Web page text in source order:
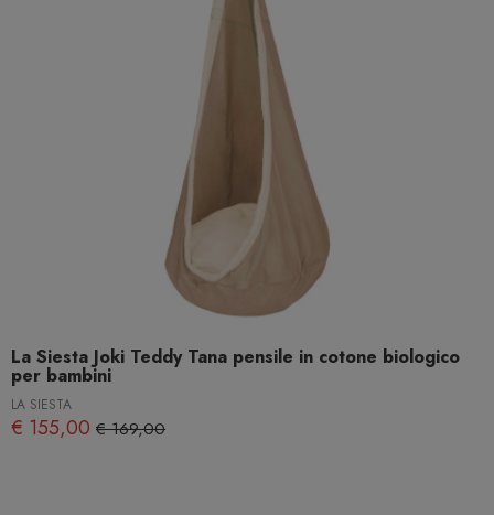
La Siesta Joki Teddy Tana pensile in cotone biologico
per bambini
LA SIESTA
€ 155,00 € 169,00